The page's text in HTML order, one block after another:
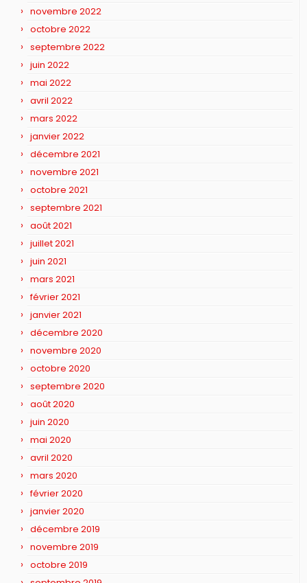
novembre 2022
octobre 2022
septembre 2022
juin 2022
mai 2022
avril 2022
mars 2022
janvier 2022
décembre 2021
novembre 2021
octobre 2021
septembre 2021
août 2021
juillet 2021
juin 2021
mars 2021
février 2021
janvier 2021
décembre 2020
novembre 2020
octobre 2020
septembre 2020
août 2020
juin 2020
mai 2020
avril 2020
mars 2020
février 2020
janvier 2020
décembre 2019
novembre 2019
octobre 2019